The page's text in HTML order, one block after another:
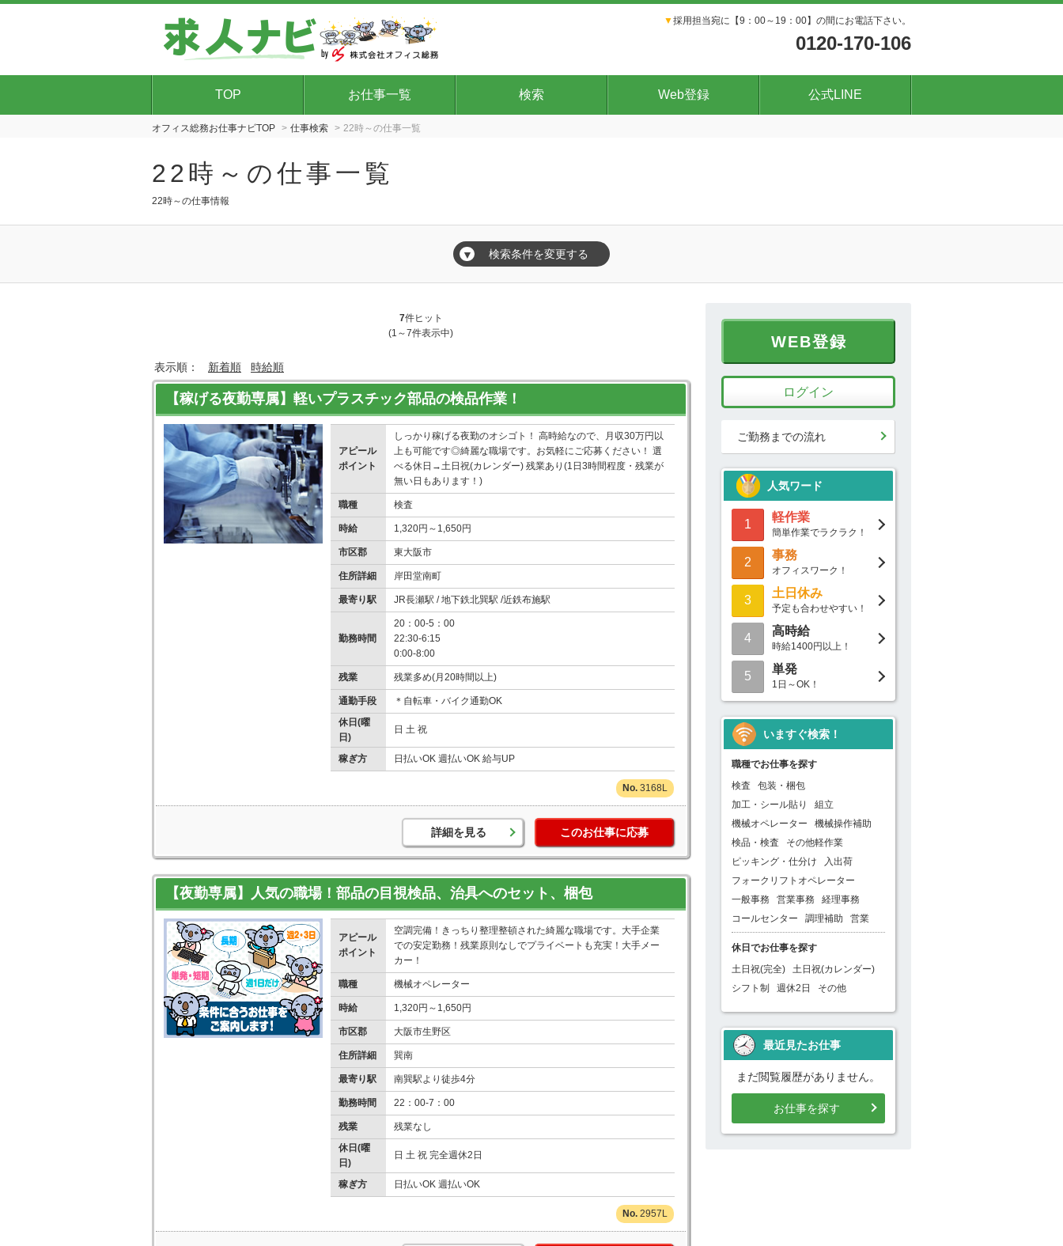
▼採用担当宛に【9：00～19：00】の間にお電話下さい。
0120-170-106
TOP お仕事一覧 検索 Web登録 公式LINE
オフィス総務お仕事ナビTOP 仕事検索 22時～の仕事一覧
22時～の仕事一覧
22時～の仕事情報
▼ 検索条件を変更する
7件ヒット
(1～7件表示中)
表示順： 新着順 時給順
【稼げる夜勤専属】軽いプラスチック部品の検品作業！
アピール
ポイント
しっかり稼げる夜勤のオシゴト！ 高時給なので、月収30万円以
上も可能です◎綺麗な職場です。お気軽にご応募ください！ 選
べる休日→土日祝(カレンダー) 残業あり(1日3時間程度・残業が
無い日もあります！)
職種 検査
時給 1,320円～1,650円
市区郡 東大阪市
住所詳細 岸田堂南町
最寄り駅 JR長瀬駅 / 地下鉄北巽駅 /近鉄布施駅
勤務時間
20：00-5：00
22:30-6:15
0:00-8:00
残業 残業多め(月20時間以上)
通勤手段
＊自転車・バイク通勤OK
休日(曜
日)
日 土 祝
稼ぎ方 日払いOK 週払いOK 給与UP
3168L
詳細を見る このお仕事に応募
【夜勤専属】人気の職場！部品の目視検品、治具へのセット、梱包
アピール
ポイント
空調完備！きっちり整理整頓された綺麗な職場です。大手企業
での安定勤務！残業原則なしでプライベートも充実！大手メー
カー！
職種 機械オペレーター
時給 1,320円～1,650円
市区郡 大阪市生野区
住所詳細 巽南
最寄り駅 南巽駅より徒歩4分
勤務時間 22：00-7：00
残業
残業なし
休日(曜
日)
日 土 祝 完全週休2日
稼ぎ方 日払いOK 週払いOK
2957L
WEB登録
ログイン
ご勤務までの流れ
人気ワード
1
軽作業
簡単作業でラクラク！
2
事務
オフィスワーク！
3
土日休み
予定も合わせやすい！
4
高時給
時給1400円以上！
5
単発
1日～OK！
いますぐ検索！
職種でお仕事を探す
検査
包装・梱包
加工・シール貼り
組立
機械オペレーター
機械操作補助
検品・検査
その他軽作業
ピッキング・仕分け
入出荷
フォークリフトオペレーター
一般事務
営業事務
経理事務
コールセンター
調理補助 営業
休日でお仕事を探す
土日祝(完全)
土日祝(カレンダー)
シフト制
週休2日 その他
最近見たお仕事
まだ閲覧履歴がありません。
お仕事を探す